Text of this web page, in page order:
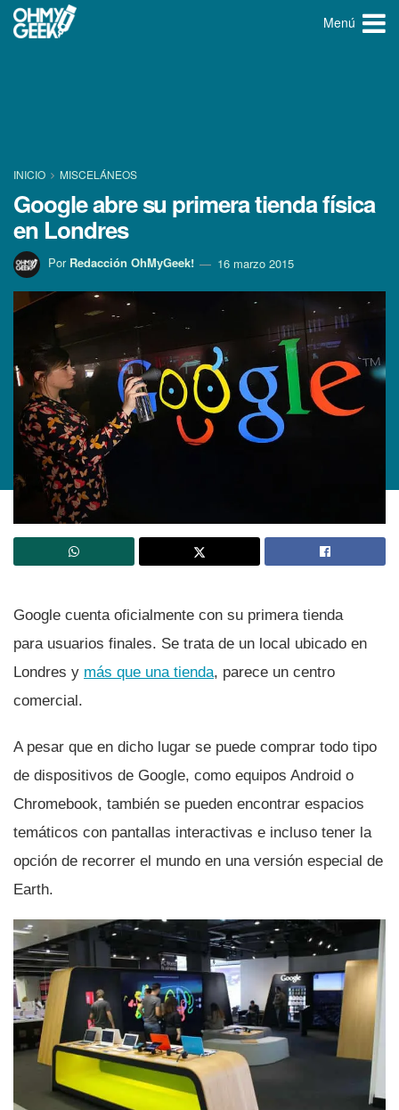
Menú
INICIO MISCELÁNEOS
Google abre su primera tienda fí­sica
en Londres
Por Redacción OhMyGeek! 16 marzo 2015
Google cuenta oficialmente con su primera tienda
para usuarios finales. Se trata de un local ubicado en
Londres y más que una tienda, parece un centro
comercial.
A pesar que en dicho lugar se puede comprar todo tipo
de dispositivos de Google, como equipos Android o
Chromebook, también se pueden encontrar espacios
temáticos con pantallas interactivas e incluso tener la
opción de recorrer el mundo en una versión especial de
Earth.